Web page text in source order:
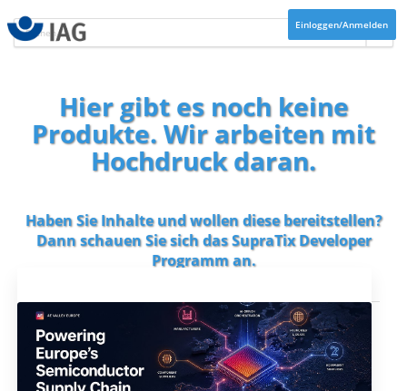
Einloggen/Anmelden
Hier gibt es noch keine
Produkte. Wir arbeiten mit
Hochdruck daran.
Haben Sie Inhalte und wollen diese bereitstellen?
Dann schauen Sie sich dasSupraTix Developer
Programman.